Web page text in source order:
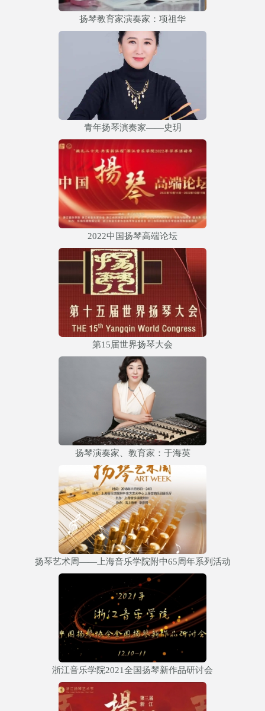
扬琴教育家演奏家：项祖华
青年扬琴演奏家——史玥
2022中国扬琴高端论坛
第15届世界扬琴大会
扬琴演奏家、教育家：于海英
扬琴艺术周——上海音乐学院附中65周年系列活动
浙江音乐学院2021全国扬琴新作品研讨会